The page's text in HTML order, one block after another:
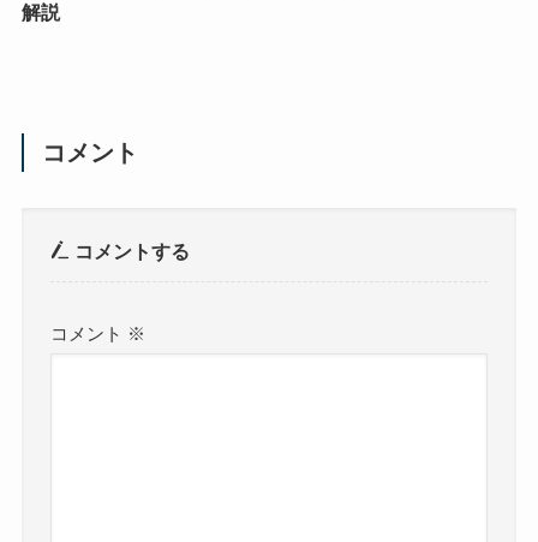
解説
コメント
コメントする
コメント ※